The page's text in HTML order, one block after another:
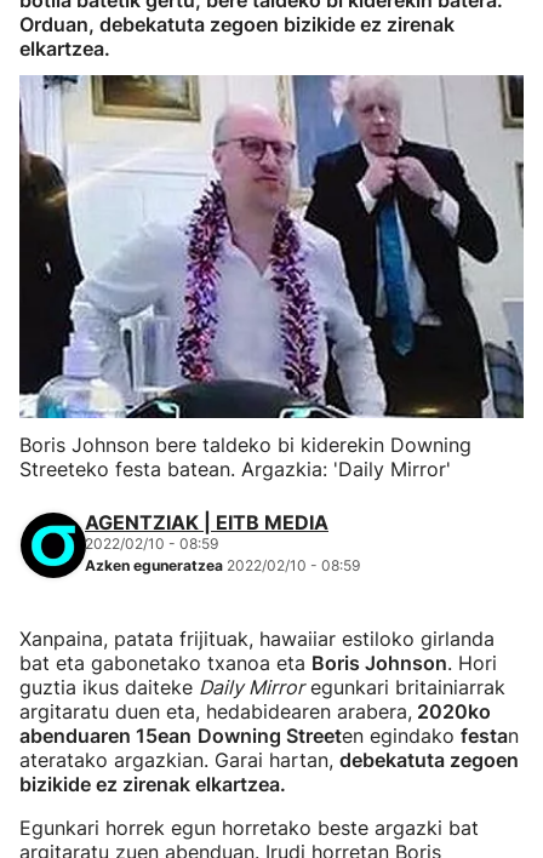
Orduan, debekatuta zegoen bizikide ez zirenak
elkartzea.
Boris Johnson bere taldeko bi kiderekin Downing
Streeteko festa batean. Argazkia: 'Daily Mirror'
AGENTZIAK | EITB MEDIA
2022/02/10 - 08:59
Azken eguneratzea 2022/02/10 - 08:59
Xanpaina, patata frijituak, hawaiiar estiloko girlanda
bat eta gabonetako txanoa eta Boris Johnson. Hori
guztia ikus daiteke Daily Mirroregunkari britainiarrak
argitaratu duen eta, hedabidearen arabera, 2020ko
abenduaren 15ean Downing Streeten egindako festan
ateratako argazkian. Garai hartan, debekatuta zegoen
bizikide ez zirenak elkartzea.
Egunkari horrek egun horretako beste argazki bat
argitaratu zuen abenduan. Irudi horretan Boris